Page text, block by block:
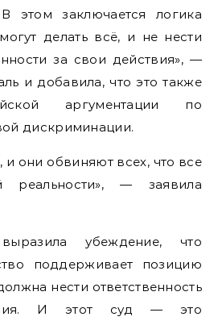
этом заключается логика
делать всё, и не нести
за свои действия», —
и добавила, что это также
аргументации по
дискриминации.
и они обвиняют всех, что все
— заявила
убеждение, что
поддерживает позицию
нести ответственность
И этот суд — это